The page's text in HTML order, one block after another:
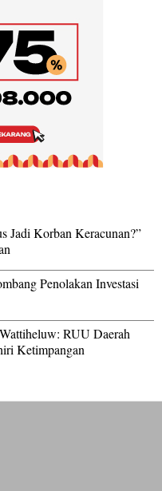
Jadi Korban Keracunan?”
Penolakan Investasi
RUU Daerah
Ketimpangan